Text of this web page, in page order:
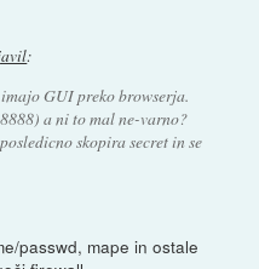
:
GUI preko browserja.
a ni to mal ne-varno?
skopira secret in se
passwd, mape in ostale